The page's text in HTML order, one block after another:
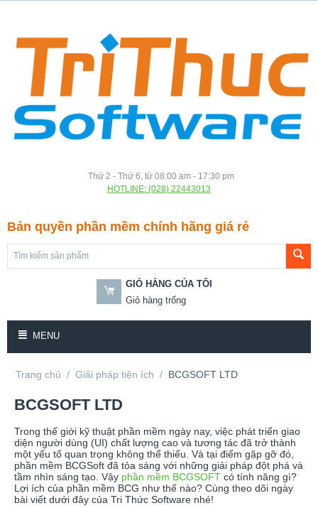
Thứ 2 - Thứ 6, từ 08:00 am - 17:30 pm
HOTLINE: (028) 22443013
Bản quyền phần mềm chính hãng giá rẻ
GIỎ HÀNG CỦA TÔI
Giỏ hàng trống
MENU
Trang chủ / Giải pháp tiện ích / BCGSOFT LTD
BCGSOFT LTD
Trong thế giới kỹ thuật phần mềm ngày nay, việc phát triển giao
diện người dùng (UI) chất lượng cao và tương tác đã trở thành
một yếu tố quan trọng không thể thiếu. Và tại điểm gặp gỡ đó,
phần mềm BCGSoft đã tỏa sáng với những giải pháp đột phá và
tầm nhìn sáng tạo. Vậy phần mềm BCGSOFT có tính năng gì?
Lợi ích của phần mềm BCG như thế nào? Cùng theo dõi ngày
bài viết dưới đây của Tri Thức Software nhé!